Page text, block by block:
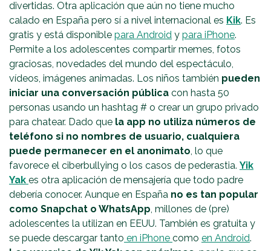
divertidas. Otra aplicación que aún no tiene mucho
calado en España pero sí a nivel internacional es Kik. Es
gratis y está disponible para Android y para iPhone.
Permite a los adolescentes compartir memes, fotos
graciosas, novedades del mundo del espectáculo,
vídeos, imágenes animadas. Los niños también pueden
iniciar una conversación pública con hasta 50
personas usando un hashtag # o crear un grupo privado
para chatear. Dado que la app no utiliza números de
teléfono si no nombres de usuario, cualquiera
puede permanecer en el anonimato, lo que
favorece el ciberbullying o los casos de pederastia. Yik
Yak es otra aplicación de mensajería que todo padre
debería conocer. Aunque en España no es tan popular
como Snapchat o WhatsApp, millones de (pre)
adolescentes la utilizan en EEUU. También es gratuita y
se puede descargar tanto en iPhone como en Android.